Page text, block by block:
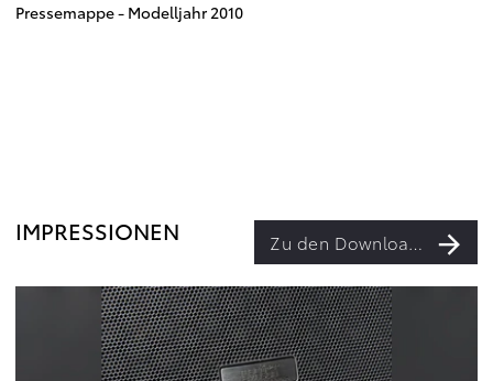
Pressemappe - Modelljahr 2010
IMPRESSIONEN Zu den Downloads